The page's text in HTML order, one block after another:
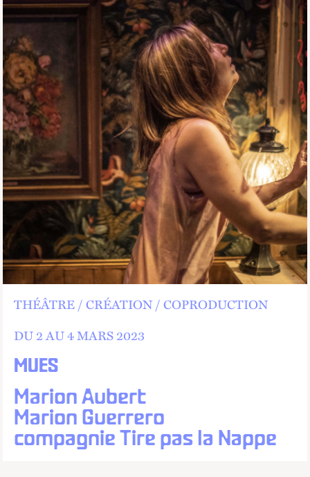
MUES
Marion Aubert
Marion Guerrero
compagnie Tire pas la Nappe
THÉÂTRE CRÉATION COPRODUCTION
DU 2 AU4 MARS 2023